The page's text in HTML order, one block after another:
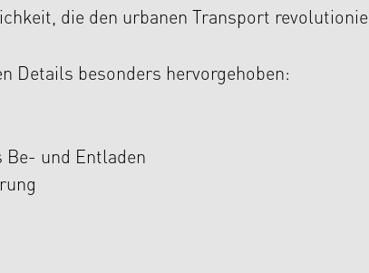
die den urbanen Transport
Details besonders hervorgehoben:
Be- und Entladen